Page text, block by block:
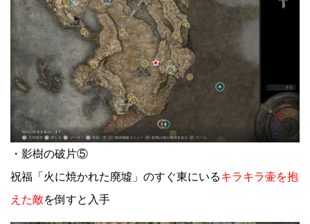
・影樹の破片⑤
祝福「火に焼かれた廃墟」のすぐ東にいるキラキラ壷を抱
えた敵を倒すと入手